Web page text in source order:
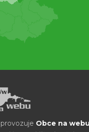
Obce na